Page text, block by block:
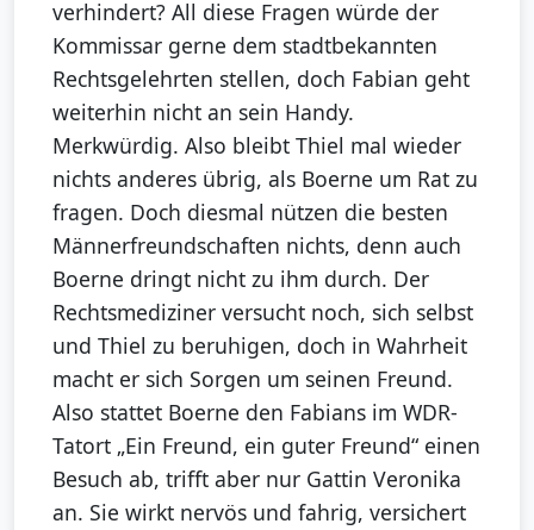
verhindert? All diese Fragen würde der
Kommissar gerne dem stadtbekannten
Rechtsgelehrten stellen, doch Fabian geht
weiterhin nicht an sein Handy.
Merkwürdig. Also bleibt Thiel mal wieder
nichts anderes übrig, als Boerne um Rat zu
fragen. Doch diesmal nützen die besten
Männerfreundschaften nichts, denn auch
Boerne dringt nicht zu ihm durch. Der
Rechtsmediziner versucht noch, sich selbst
und Thiel zu beruhigen, doch in Wahrheit
macht er sich Sorgen um seinen Freund.
Also stattet Boerne den Fabians im WDR-
Tatort „Ein Freund, ein guter Freund“ einen
Besuch ab, trifft aber nur Gattin Veronika
an. Sie wirkt nervös und fahrig, versichert